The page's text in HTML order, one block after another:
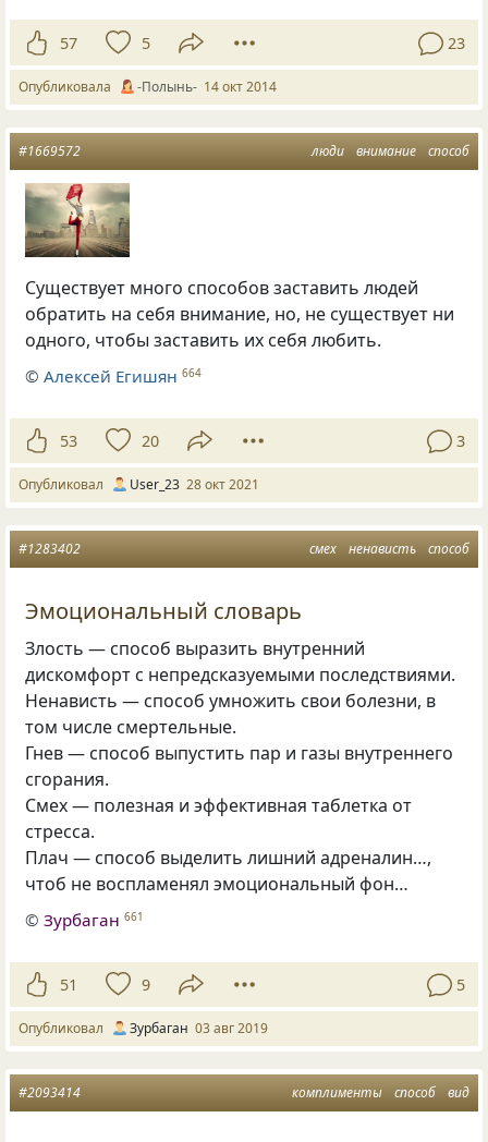
57 5 23
Опубликовала -Полынь- 14 окт 2014
люди внимание способ
#1669572
Существует много способов заставить людей
обратить на себя внимание, но, не существует ни
одного, чтобы заставить их себя любить.
©Алексей Егишян 664
53 20 3
Опубликовал User_23 28 окт 2021
смех ненависть способ
#1283402
Эмоциональный словарь
Злость — способ выразить внутренний
дискомфорт с непредсказуемыми последствиями.
Ненависть — способ умножить свои болезни, в
том числе смертельные.
Гнев — способ выпустить пар и газы внутреннего
сгорания.
Смех — полезная и эффективная таблетка от
стресса.
Плач — способ выделить лишний адреналин…,
чтоб не воспламенял эмоциональный фон…
©Зурбаган 661
51 9 5
Опубликовал Зурбаган 03 авг 2019
комплименты способ вид
#2093414